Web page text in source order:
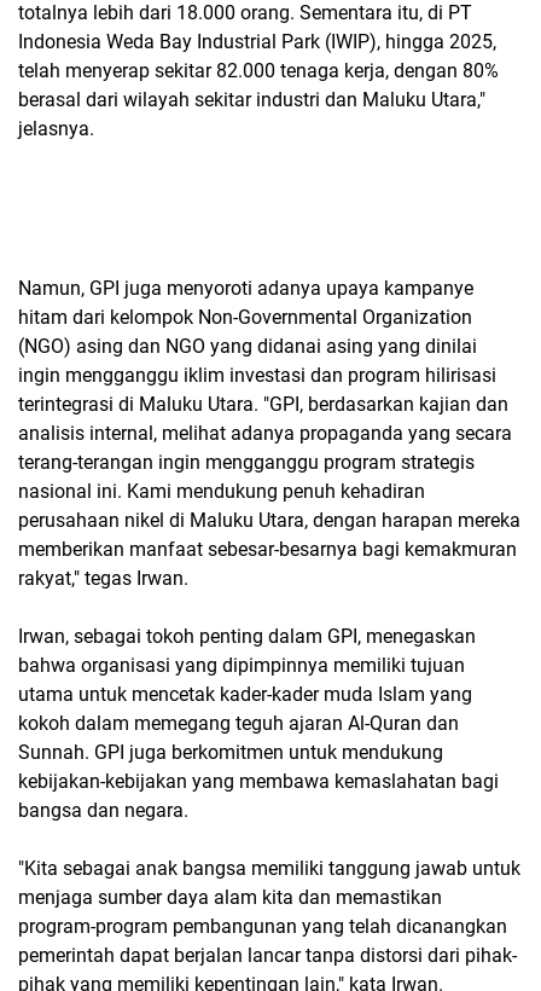
totalnya lebih dari 18.000 orang. Sementara itu, di PT
Indonesia Weda Bay Industrial Park (IWIP), hingga 2025,
telah menyerap sekitar 82.000 tenaga kerja, dengan 80%
berasal dari wilayah sekitar industri dan Maluku Utara,"
jelasnya.
Namun, GPI juga menyoroti adanya upaya kampanye
hitam dari kelompok Non-Governmental Organization
(NGO) asing dan NGO yang didanai asing yang dinilai
ingin mengganggu iklim investasi dan program hilirisasi
terintegrasi di Maluku Utara. "GPI, berdasarkan kajian dan
analisis internal, melihat adanya propaganda yang secara
terang-terangan ingin mengganggu program strategis
nasional ini. Kami mendukung penuh kehadiran
perusahaan nikel di Maluku Utara, dengan harapan mereka
memberikan manfaat sebesar-besarnya bagi kemakmuran
rakyat," tegas Irwan.
Irwan, sebagai tokoh penting dalam GPI, menegaskan
bahwa organisasi yang dipimpinnya memiliki tujuan
utama untuk mencetak kader-kader muda Islam yang
kokoh dalam memegang teguh ajaran Al-Quran dan
Sunnah. GPI juga berkomitmen untuk mendukung
kebijakan-kebijakan yang membawa kemaslahatan bagi
bangsa dan negara.
"Kita sebagai anak bangsa memiliki tanggung jawab untuk
menjaga sumber daya alam kita dan memastikan
program-program pembangunan yang telah dicanangkan
pemerintah dapat berjalan lancar tanpa distorsi dari pihak-
pihak yang memiliki kepentingan lain," kata Irwan.